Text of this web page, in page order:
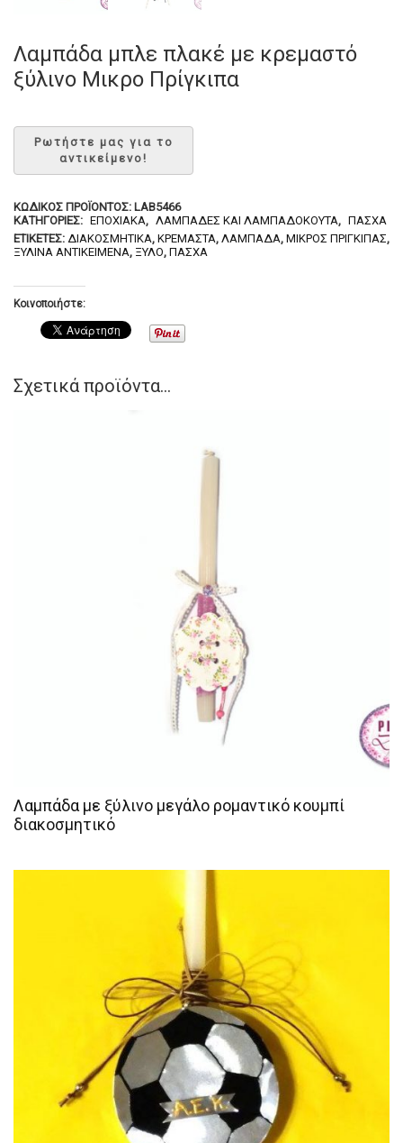
Λαμπάδα μπλε πλακέ με κρεμαστό
ξύλινο Μικρο Πρίγκιπα
ΚΩΔΙΚΌΣ ΠΡΟΪΌΝΤΟΣ: LAB5466
ΚΑΤΗΓΟΡΊΕΣ: ΕΠΟΧΙΑΚΆ, ΛΑΜΠΆΔΕΣ ΚΑΙ ΛΑΜΠΑΔΌΚΟΥΤΑ, ΠΆΣΧΑ
ΕΤΙΚΈΤΕΣ: ΔΙΑΚΟΣΜΗΤΙΚΆ, ΚΡΕΜΑΣΤΆ, ΛΑΜΠΆΔΑ, ΜΙΚΡΌΣ ΠΡΊΓΚΙΠΑΣ,
ΞΎΛΙΝΑ ΑΝΤΙΚΕΊΜΕΝΆ, ΞΎΛΟ, ΠΆΣΧΑ
Κοινοποιήστε:
Σχετικά προϊόντα...
Λαμπάδα με ξύλινο μεγάλο ρομαντικό κουμπί
διακοσμητικό